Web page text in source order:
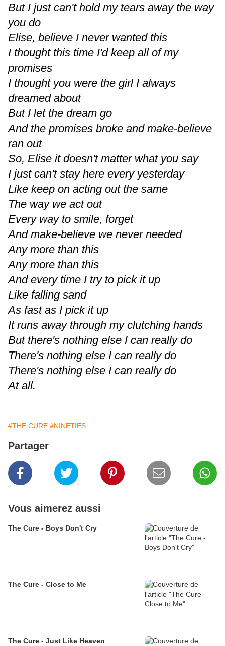
But I just can't hold my tears away the way
you do
Elise, believe I never wanted this
I thought this time I'd keep all of my
promises
I thought you were the girl I always
dreamed about
But I let the dream go
And the promises broke and make-believe
ran out
So, Elise it doesn't matter what you say
I just can't stay here every yesterday
Like keep on acting out the same
The way we act out
Every way to smile, forget
And make-believe we never needed
Any more than this
Any more than this
And every time I try to pick it up
Like falling sand
As fast as I pick it up
It runs away through my clutching hands
But there's nothing else I can really do
There's nothing else I can really do
There's nothing else I can really do
At all.
#THE CURE #NINETIES
Partager
Vous aimerez aussi
The Cure - Boys Don't Cry
The Cure - Close to Me
The Cure - Just Like Heaven